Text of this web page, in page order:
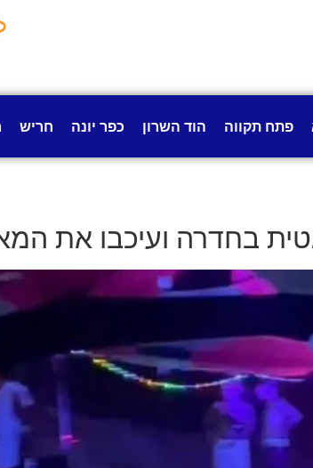
פתח תקווה הוד השרון כפר יונה חריש
בחדרה ועיכבו את